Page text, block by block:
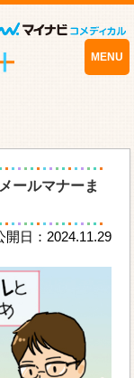
MENU
ールマナーま
開日：2024.11.29